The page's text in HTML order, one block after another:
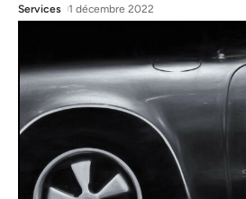
Services 1 décembre 2022